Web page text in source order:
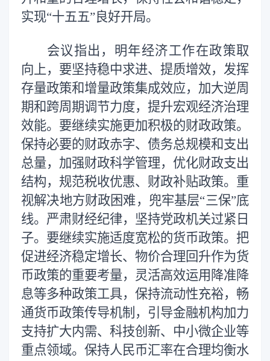
实现“十五五”良好开局。
会议指出，明年经济工作在政策取
向上，要坚持稳中求进、提质增效，发挥
存量政策和增量政策集成效应，加大逆周
期和跨周期调节力度，提升宏观经济治理
效能。要继续实施更加积极的财政政策。
保持必要的财政赤字、债务总规模和支出
总量，加强财政科学管理，优化财政支出
结构，规范税收优惠、财政补贴政策。重
视解决地方财政困难，兜牢基层“三保”底
线。严肃财经纪律，坚持党政机关过紧日
子。要继续实施适度宽松的货币政策。把
促进经济稳定增长、物价合理回升作为货
币政策的重要考量，灵活高效运用降准降
息等多种政策工具，保持流动性充裕，畅
通货币政策传导机制，引导金融机构加力
支持扩大内需、科技创新、中小微企业等
重点领域。保持人民币汇率在合理均衡水